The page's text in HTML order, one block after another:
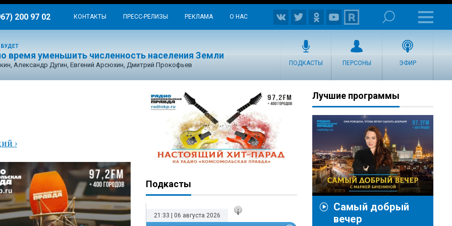
200 97 02 КОНТАКТЫ ПРЕСС-РЕЛИЗЫ РЕКЛАМА О НАС
БУДЕТ
время уменьшить численность населения Земли
Александр Дугин, Евгений Арсюхин, Дмитрий Прокофьев ПОДКАСТЫ ПЕРСОНЫ ЭФИР
›
Подкасты
21:33 | 06 августа 2026
Лучшие программы
Самый добрый
вечер